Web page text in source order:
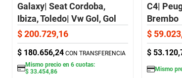
Galaxy| Seat Cordoba,
Ibiza, Toledo| Vw Gol, Gol
Country, Polo, Quantum,
Saveiro (Del) Brembo
$200.729,16
$ 180.656,24 CON TRANSFERENCIA
Mismo precio en 6cuotas:
$ 33.454,86
C4|
Brembo
$ 59.023
$ 53.120,
Mismo